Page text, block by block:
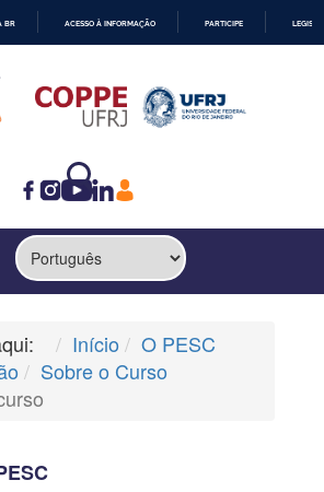
CONTEÚDO
BR ACESSO À INFORMAÇÃO PARTICIPE
Início
O PESC
Sobre o Curso